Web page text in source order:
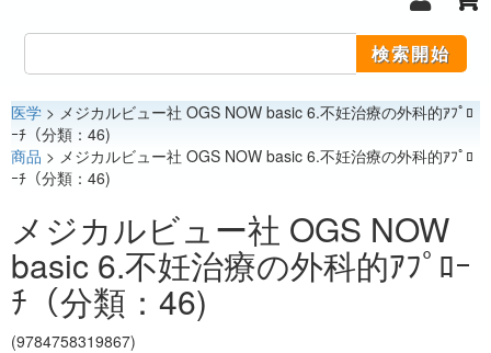
医学
看護
レジデント
医学 > メジカルビュー社 OGS NOW basic 6.不妊治療の外科的ｱﾌﾟﾛ
ｰﾁ（分類：46)
商品 > メジカルビュー社 OGS NOW basic 6.不妊治療の外科的ｱﾌﾟﾛ
ｰﾁ（分類：46)
メジカルビュー社 OGS NOW
basic 6.不妊治療の外科的ｱﾌﾟﾛｰ
ﾁ（分類：46)
(9784758319867)